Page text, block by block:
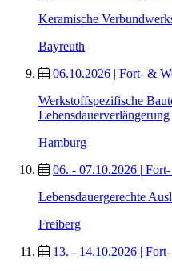
Keramische
Bayreuth
06.10.2026 | Fort- &
Werkstoffspezifische
Lebensdauerverlängerung
Hamburg
06. - 07.10.2026 |
Lebensdauergerechte
Freiberg
13. - 14.10.2026 |